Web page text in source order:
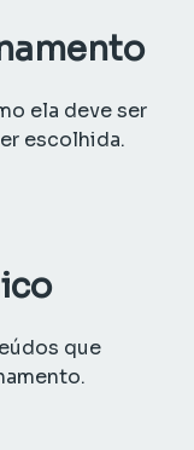
ela deve ser
escolhida.
que